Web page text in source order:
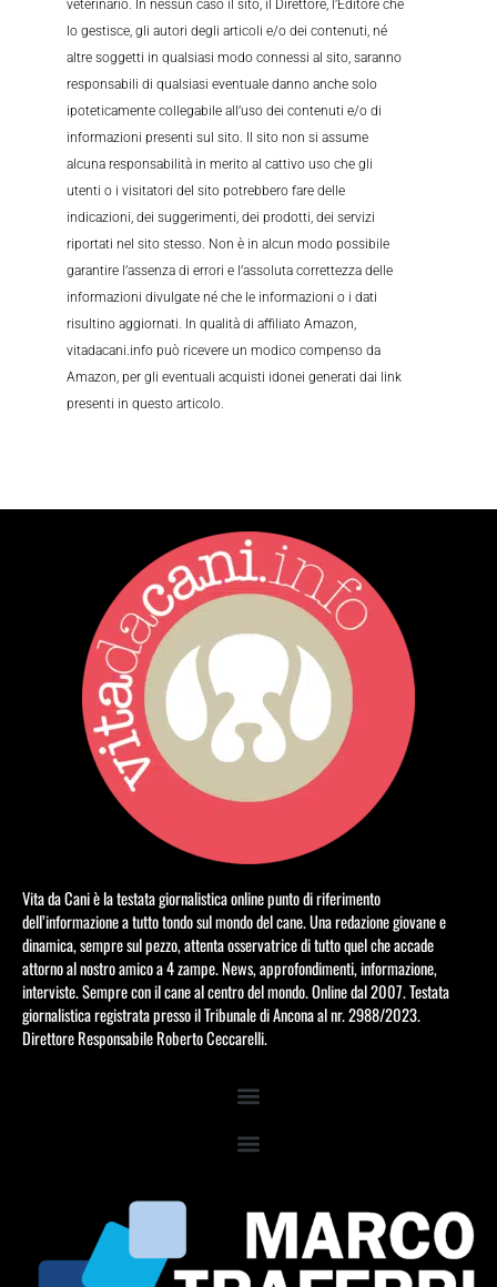
veterinario. In nessun caso il sito, il Direttore, l’Editore che
lo gestisce, gli autori degli articoli e/o dei contenuti, né
altre soggetti in qualsiasi modo connessi al sito, saranno
responsabili di qualsiasi eventuale danno anche solo
ipoteticamente collegabile all’uso dei contenuti e/o di
informazioni presenti sul sito. Il sito non si assume
alcuna responsabilità in merito al cattivo uso che gli
utenti o i visitatori del sito potrebbero fare delle
indicazioni, dei suggerimenti, dei prodotti, dei servizi
riportati nel sito stesso. Non è in alcun modo possibile
garantire l’assenza di errori e l’assoluta correttezza delle
informazioni divulgate né che le informazioni o i dati
risultino aggiornati. In qualità di affiliato Amazon,
vitadacani.info può ricevere un modico compenso da
Amazon, per gli eventuali acquisti idonei generati dai link
presenti in questo articolo.
Vita da Cani è la testata giornalistica online punto di riferimento
dell’informazione a tutto tondo sul mondo del cane. Una redazione giovane e
dinamica, sempre sul pezzo, attenta osservatrice di tutto quel che accade
attorno al nostro amico a 4 zampe. News, approfondimenti, informazione,
interviste. Sempre con il cane al centro del mondo. Online dal 2007. Testata
giornalistica registrata presso il Tribunale di Ancona al nr. 2988/2023.
Direttore Responsabile Roberto Ceccarelli.